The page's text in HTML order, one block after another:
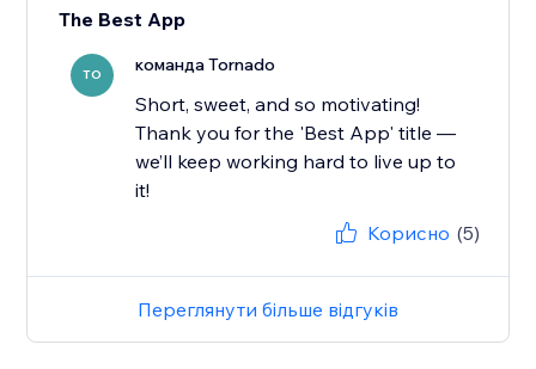
The Best App
TO команда Tornado
Short, sweet, and so motivating!
Thank you for the 'Best App' title —
we’ll keep working hard to live up to
it!
Корисно (5)
Переглянути більше відгуків